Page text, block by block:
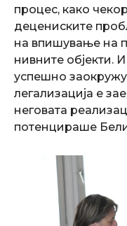
процес, како
децениските
на впишување на
нивните објекти.
успешно
легализација е
неговата
потенцираше